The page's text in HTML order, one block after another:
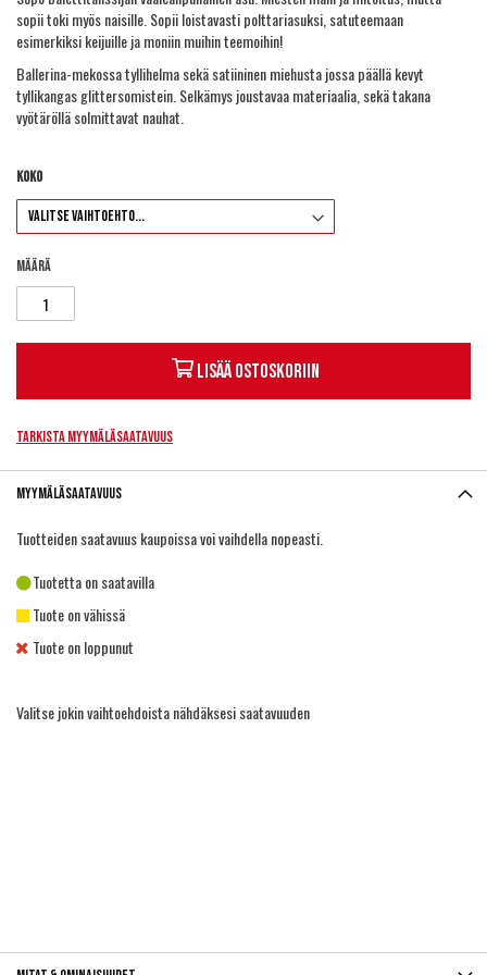
sopii toki myös naisille. Sopii loistavasti polttariasuksi, satuteemaan
esimerkiksi keijuille ja moniin muihin teemoihin!
Ballerina-mekossa tyllihelma sekä satiininen miehusta jossa päällä kevyt
tyllikangas glittersomistein. Selkämys joustavaa materiaalia, sekä takana
vyötäröllä solmittavat nauhat.
Koko
Määrä
Lisää ostoskoriin
Tarkista myymäläsaatavuus
Myymäläsaatavuus
Tuotteiden saatavuus kaupoissa voi vaihdella nopeasti.
Tuotetta on saatavilla
Tuote on vähissä
Tuote on loppunut
Valitse jokin vaihtoehdoista nähdäksesi saatavuuden